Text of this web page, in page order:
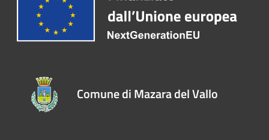
Comune di Mazara del Vallo